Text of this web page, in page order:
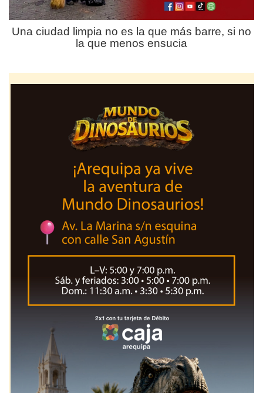
Una ciudad limpia no es la que más barre, si no
la que menos ensucia